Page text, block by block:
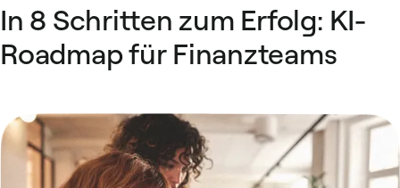
In 8 Schritten zum Erfolg: KI-
Roadmap für Finanzteams